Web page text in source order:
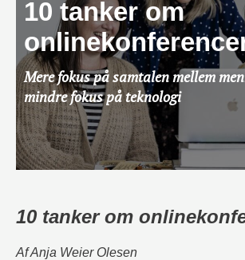
10 tanker om
Mere fokus på samtalen mellem
mindre fokus på teknologi
10 tanker om
Af Anja Weier Olesen